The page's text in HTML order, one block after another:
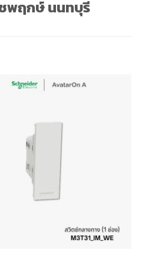
พฤกษ์ นนทบุรี